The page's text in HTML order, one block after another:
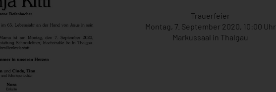
Trauerfeier
Montag, 7. September 2020, 10:00 Uhr
Markussaal in Thalgau